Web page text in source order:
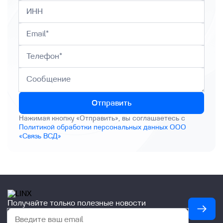
Описание баз данных и особенности
Как получить логи Базы данных
Отправить
Нажимая кнопку «Отправить», вы соглашаетесь с
Политикой обработки персональных данных ООО
«Связь ВСД»
Получайте только полезные новости